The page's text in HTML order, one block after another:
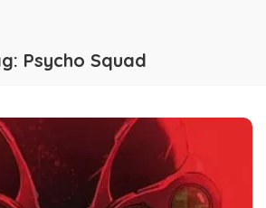
Psycho Squad